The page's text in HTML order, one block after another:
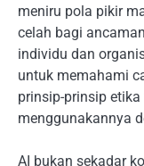
meniru pola pikir
celah bagi
individu dan
untuk memahami
prinsip-prinsip
menggunakannya
AI bukan sekadar